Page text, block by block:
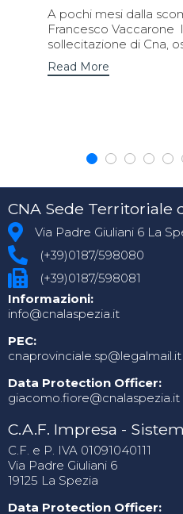
A pochi mesi dalla
Francesco Vaccarone
sollecitazione di Cna,
Read More
CNA Sede Territoriale
Via Padre Giuliani 6 La
(+39)0187/598080
(+39)0187/598081
Informazioni:
info@cnalaspezia.it
PEC:
cnaprovinciale.sp@legalmail.it
Data Protection Officer:
giacomo.fiore@cnalaspezia.it
C.A.F. Impresa -
C.F. e P. IVA 01091040111
Via Padre Giuliani 6
19125 La Spezia
Data Protection Officer: